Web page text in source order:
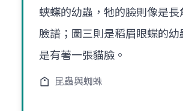
蛺蝶的幼蟲，牠的臉則像是長
臉譜；圖三則是稻眉眼蝶的幼
是有著一張貓臉。
昆蟲與蜘蛛